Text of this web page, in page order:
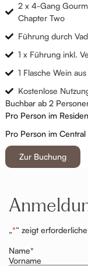
2 x 4-Gang
Chapter Two
Führung durch
1 x Führung inkl.
1 Flasche Wein
Kostenlose
Buchbar ab 2
Pro Person im
Pro Person im Central
Zur Buchung
„*“ zeigt
Name*
Vorname